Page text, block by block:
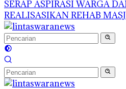
SERAP ASPIRASI WARGA
REALISASIKAN REHAB